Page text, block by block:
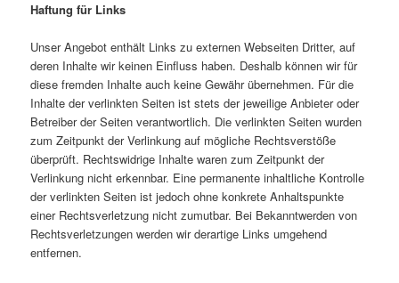
Haftung für Links
Unser Angebot enthält Links zu externen Webseiten Dritter, auf
deren Inhalte wir keinen Einfluss haben. Deshalb können wir für
diese fremden Inhalte auch keine Gewähr übernehmen. Für die
Inhalte der verlinkten Seiten ist stets der jeweilige Anbieter oder
Betreiber der Seiten verantwortlich. Die verlinkten Seiten wurden
zum Zeitpunkt der Verlinkung auf mögliche Rechtsverstöße
überprüft. Rechtswidrige Inhalte waren zum Zeitpunkt der
Verlinkung nicht erkennbar. Eine permanente inhaltliche Kontrolle
der verlinkten Seiten ist jedoch ohne konkrete Anhaltspunkte
einer Rechtsverletzung nicht zumutbar. Bei Bekanntwerden von
Rechtsverletzungen werden wir derartige Links umgehend
entfernen.